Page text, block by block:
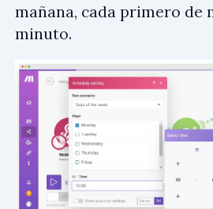
mañana, cada primero de
minuto.